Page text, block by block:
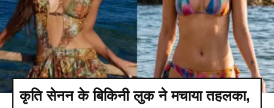
कृति सेनन के बिकिनी लुक ने मचाया तहलका,